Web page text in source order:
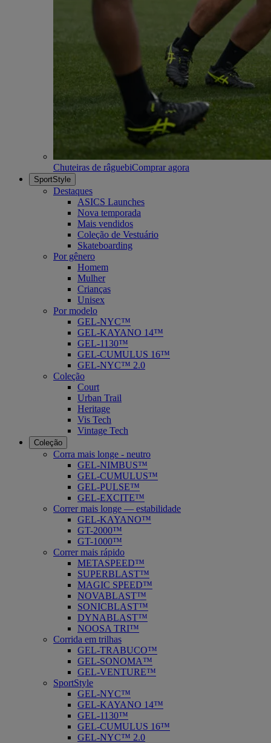
Chuteiras de râguebiComprar agora
SportStyle
Destaques
ASICS Launches
Nova temporada
Mais vendidos
Coleção de Vestuário
Skateboarding
Por gênero
Homem
Mulher
Crianças
Unisex
Por modelo
GEL-NYC™
GEL-KAYANO 14™
GEL-1130™
GEL-CUMULUS 16™
GEL-NYC™ 2.0
Coleção
Court
Urban Trail
Heritage
Vis Tech
Vintage Tech
Coleção
Corra mais longe - neutro
GEL-NIMBUS™
GEL-CUMULUS™
GEL-PULSE™
GEL-EXCITE™
Correr mais longe — estabilidade
GEL-KAYANO™
GT-2000™
GT-1000™
Correr mais rápido
METASPEED™
SUPERBLAST™
MAGIC SPEED™
NOVABLAST™
SONICBLAST™
DYNABLAST™
NOOSA TRI™
Corrida em trilhas
GEL-TRABUCO™
GEL-SONOMA™
GEL-VENTURE™
SportStyle
GEL-NYC™
GEL-KAYANO 14™
GEL-1130™
GEL-CUMULUS 16™
GEL-NYC™ 2.0